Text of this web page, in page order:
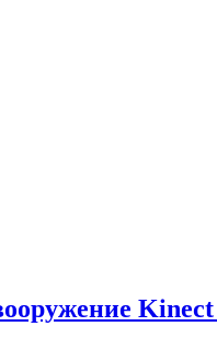
Kinect